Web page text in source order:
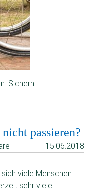
Sichern
passieren?
15.06.2018
viele Menschen
sehr viele